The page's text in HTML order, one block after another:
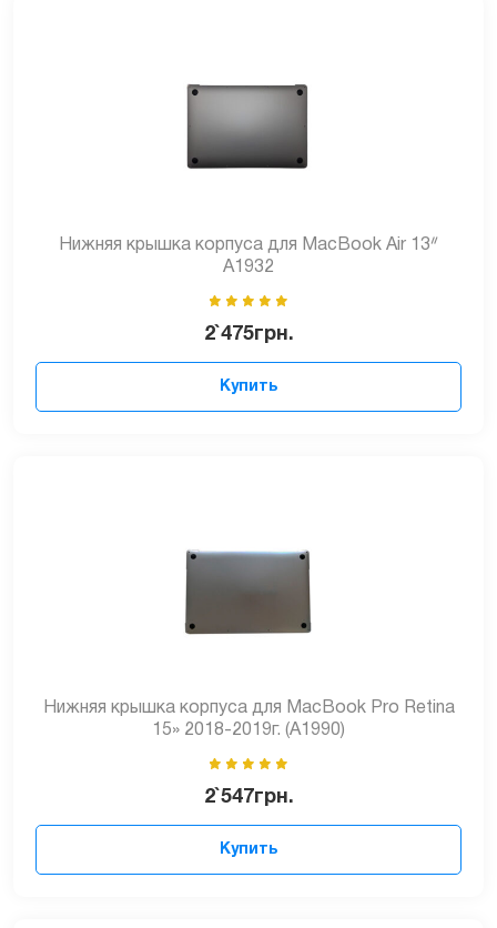
Нижняя крышка корпуса для MacBook Air 13ᐥ
A1932
2`475грн.
Купить
Нижняя крышка корпуса для MacBook Pro Retina
15» 2018-2019г. (А1990)
2`547грн.
Купить